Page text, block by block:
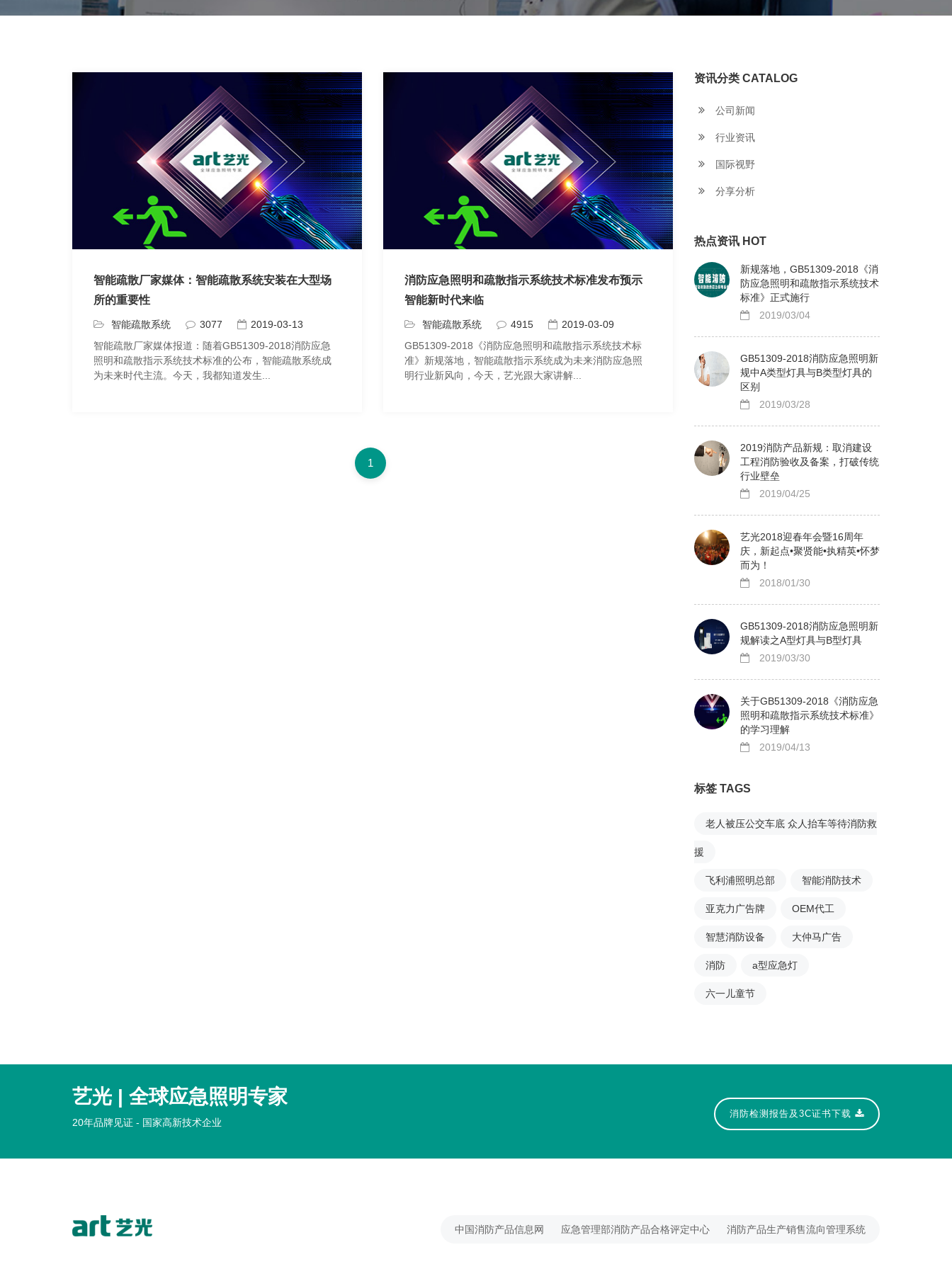
智能疏散厂家媒体：智能疏散系统安装在大型场
所的重要性
智能疏散系统 3077
2019-03-13
智能疏散厂家媒体报道：随着GB51309-2018消防应急
照明和疏散指示系统技术标准的公布，智能疏散系统成
为未来时代主流。今天，我都知道发生...
消防应急照明和疏散指示系统技术标准发布预示
智能新时代来临
智能疏散系统 4915
2019-03-09
GB51309-2018《消防应急照明和疏散指示系统技术标
准》新规落地，智能疏散指示系统成为未来消防应急照
明行业新风向，今天，艺光跟大家讲解...
1
资讯分类 CATALOG
公司新闻
行业资讯
国际视野
分享分析
热点资讯 HOT
新规落地，GB51309-2018《消
防应急照明和疏散指示系统技术
标准》正式施行
2019/03/04
GB51309-2018消防应急照明新
规中A类型灯具与B类型灯具的
区别
2019/03/28
2019消防产品新规：取消建设
工程消防验收及备案，打破传统
行业壁垒
2019/04/25
艺光2018迎春年会暨16周年
庆，新起点•聚贤能•执精英•怀梦
而为！
2018/01/30
GB51309-2018消防应急照明新
规解读之A型灯具与B型灯具
2019/03/30
关于GB51309-2018《消防应急
照明和疏散指示系统技术标准》
的学习理解
2019/04/13
标签 TAGS
老人被压公交车底 众人抬车等待消防救
援
飞利浦照明总部 智能消防技术
亚克力广告牌 OEM代工
智慧消防设备 大仲马广告
消防 a型应急灯
六一儿童节
艺光 | 全球应急照明专家
20年品牌见证 - 国家高新技术企业
消防检测报告及3C证书下载
中国消防产品信息网 应急管理部消防产品合格评定中心 消防产品生产销售流向管理系统